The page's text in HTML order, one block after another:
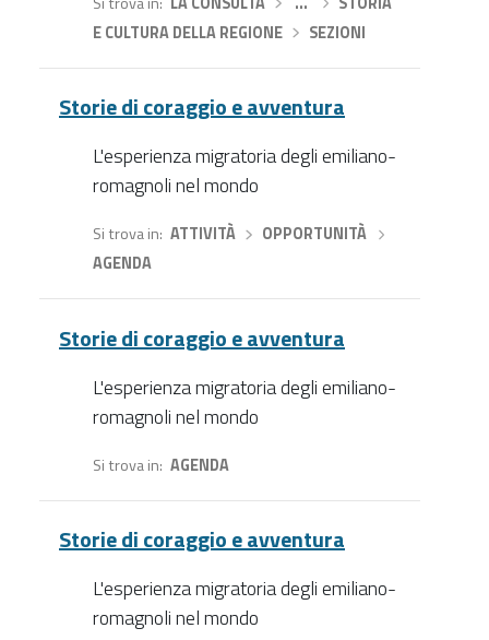
E CULTURA DELLA REGIONE› SEZIONI
Storie di coraggio e avventura
L'esperienza migratoria degli emiliano-
romagnoli nel mondo
Si trova in ATTIVITÀ› OPPORTUNITÀ
AGENDA
Storie di coraggio e avventura
L'esperienza migratoria degli emiliano-
romagnoli nel mondo
Si trova in AGENDA
Storie di coraggio e avventura
L'esperienza migratoria degli emiliano-
romagnoli nel mondo